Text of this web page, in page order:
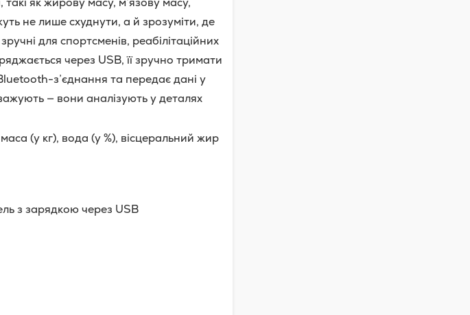
не лише схуднути, а й зрозуміти, де
для спортсменів, реабілітаційних
через USB, її зручно тримати
з’єднання та передає дані у
— вони аналізують у деталях
(у кг), вода (у %), вісцеральний жир
з зарядкою через USB